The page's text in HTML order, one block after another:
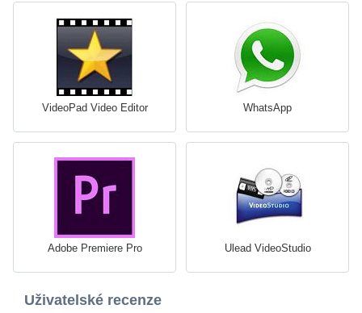
VideoPad Video Editor WhatsApp
Adobe Premiere Pro Ulead VideoStudio
Uživatelské recenze